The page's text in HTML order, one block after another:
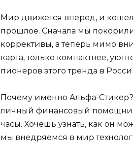
Мир движется вперед, и
прошлое. Сначала мы
коррективы, а теперь мимо
карта, только компактнее,
пионеров этого тренда в
Почему именно Альфа-Стикер?
личный финансовый
часы. Хочешь узнать, как он
мы внедряемся в мир